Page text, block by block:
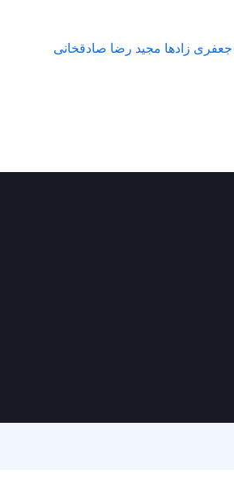
جعفری زادها مجید رضا صادقخانی